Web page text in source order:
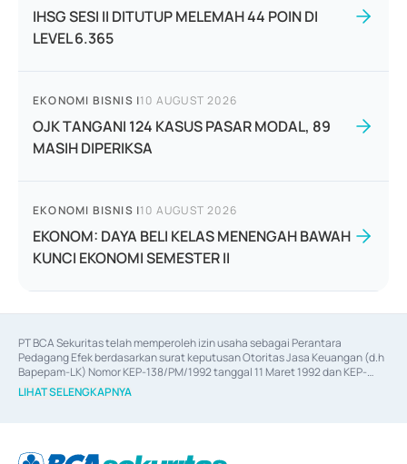
IHSG SESI II DITUTUP MELEMAH 44 POIN DI
LEVEL 6.365
EKONOMI BISNIS |10 AUGUST 2026
OJK TANGANI 124 KASUS PASAR MODAL, 89
MASIH DIPERIKSA
EKONOMI BISNIS |10 AUGUST 2026
EKONOM: DAYA BELI KELAS MENENGAH BAWAH
KUNCI EKONOMI SEMESTER II
PT BCA Sekuritas telah memperoleh izin usaha sebagai Perantara
Pedagang Efek berdasarkan surat keputusan Otoritas Jasa Keuangan (d.h
Bapepam-LK) Nomor KEP-138/PM/1992 tanggal 11 Maret 1992 dan KEP-
06/D.04/2014 tanggal 28 Februari 2014, izin usaha sebagai Penjamin Emisi
Efek berdasarkan surat keputusan Otoritas Jasa Keuangan Nomor KEP-
berdasarkan surat keputusan Otoritas Jasa Keuangan Nomor S-
LIHAT SELENGKAPNYA